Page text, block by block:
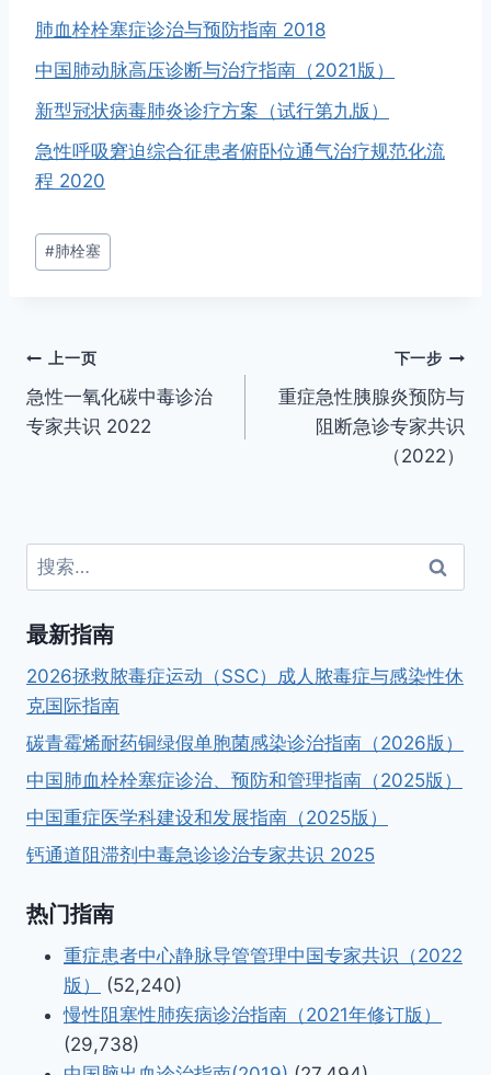
肺血栓栓塞症诊治与预防指南 2018
中国肺动脉高压诊断与治疗指南（2021版）
新型冠状病毒肺炎诊疗方案（试行第九版）
急性呼吸窘迫综合征患者俯卧位通气治疗规范化流
程 2020
文
章
#肺栓塞
文
章
上一页
急性一氧化碳中毒诊治
专家共识 2022
下一步
重症急性胰腺炎预防与
阻断急诊专家共识
（2022）
搜
索：
最新指南
2026拯救脓毒症运动（SSC）成人脓毒症与感染性休
克国际指南
碳青霉烯耐药铜绿假单胞菌感染诊治指南（2026版）
中国肺血栓栓塞症诊治、预防和管理指南（2025版）
中国重症医学科建设和发展指南（2025版）
钙通道阻滞剂中毒急诊诊治专家共识 2025
热门指南
重症患者中心静脉导管管理中国专家共识（2022
版）
(52,240)
慢性阻塞性肺疾病诊治指南（2021年修订版）
(29,738)